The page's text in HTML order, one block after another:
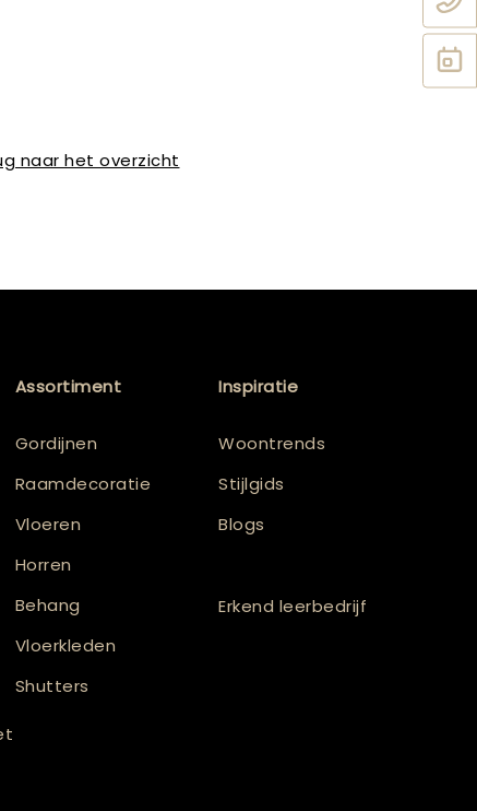
naar het overzicht
Assortiment
Gordijnen
Raamdecoratie
Vloeren
Horren
Behang
Vloerkleden
Shutters
Inspiratie
Woontrends
Stijlgids
Blogs
Erkend leerbedrijf